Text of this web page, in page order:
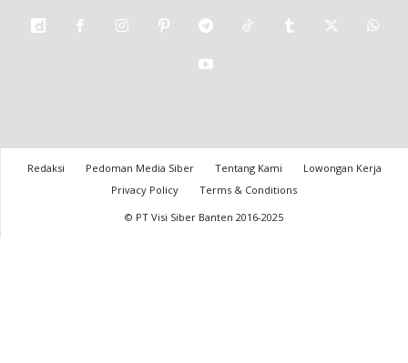
Redaksi Pedoman Media Siber Tentang Kami
Lowongan Kerja
Privacy Policy
Terms & Conditions
© PT Visi Siber Banten 2016-2025